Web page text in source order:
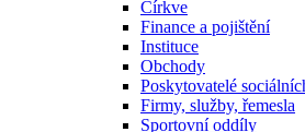
Církve
Finance a pojištění
Instituce
Obchody
Poskytovatelé
Firmy, služby, řemesla
Sportovní oddíly